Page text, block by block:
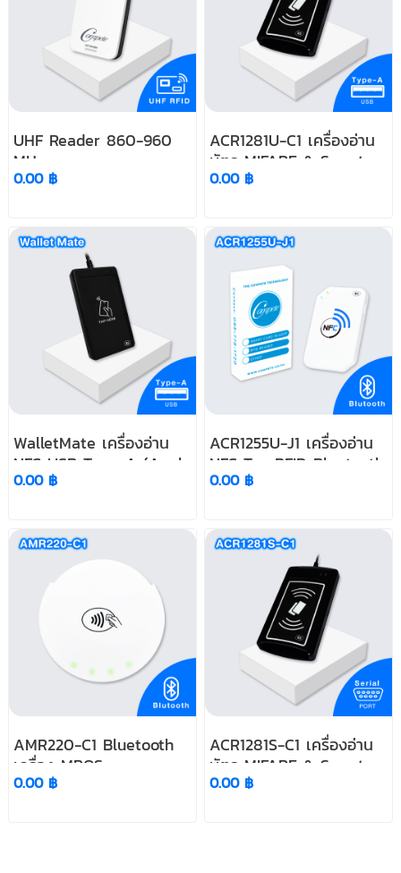
UHF Reader 860-960
MHz
0.00 ฿
ACR1281U-C1 เครื่องอ่าน
บัตร MIFARE & Smart
Card (2 in 1) Card USB
0.00 ฿
WalletMate เครื่องอ่าน
NFC USB Type-A (Apple
VAS & Google Smart
0.00 ฿
ACR1255U-J1 เครื่องอ่าน
NFC Tag RFID Bluetooth
0.00 ฿
AMR220-C1 Bluetooth
เครื่อง MPOS
0.00 ฿
ACR1281S-C1 เครื่องอ่าน
บัตร MIFARE & Smart
Card (2 in 1) Card Serial
0.00 ฿